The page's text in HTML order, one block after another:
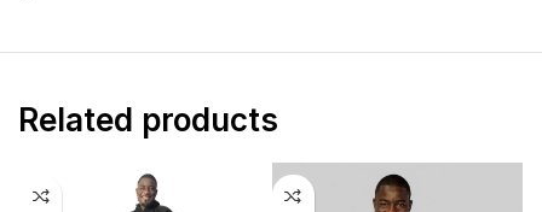
Related products